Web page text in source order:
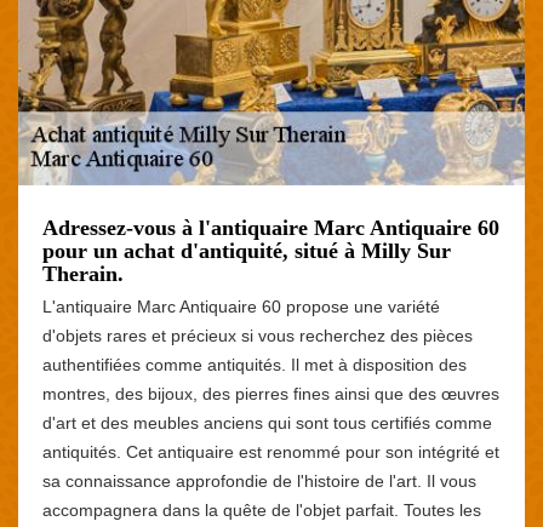
Adressez-vous à l'antiquaire Marc Antiquaire 60
pour un achat d'antiquité, situé à Milly Sur
Therain.
L'antiquaire Marc Antiquaire 60 propose une variété
d'objets rares et précieux si vous recherchez des pièces
authentifiées comme antiquités. Il met à disposition des
montres, des bijoux, des pierres fines ainsi que des œuvres
d'art et des meubles anciens qui sont tous certifiés comme
antiquités. Cet antiquaire est renommé pour son intégrité et
sa connaissance approfondie de l'histoire de l'art. Il vous
accompagnera dans la quête de l'objet parfait. Toutes les